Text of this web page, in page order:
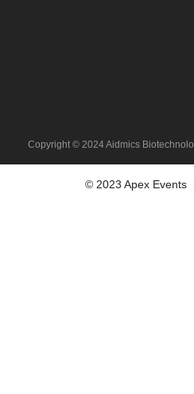
Copyright © 2024 Aidmics
© 2023 Apex Events